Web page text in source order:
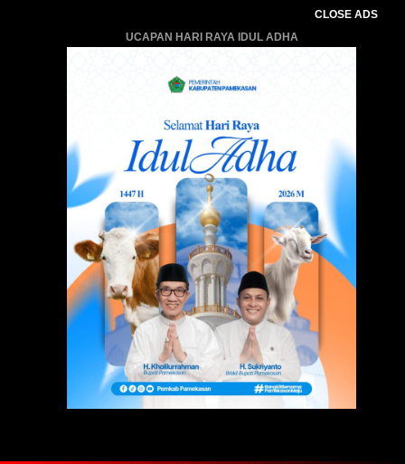
CLOSE ADS
UCAPAN HARI RAYA IDUL ADHA